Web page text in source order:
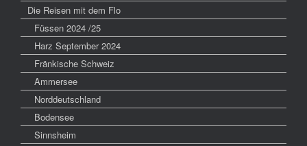
Die Reisen mit dem Flo
Füssen 2024 /25
Harz September 2024
Fränkische Schweiz
Ammersee
Norddeutschland
Bodensee
Sinnsheim